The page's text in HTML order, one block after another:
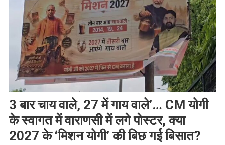
3 बार चाय वाले, 27 में गाय वाले’… CM योगी
के स्वागत में वाराणसी में लगे पोस्टर, क्या
2027 के ‘मिशन योगी’ की बिछ गई बिसात?